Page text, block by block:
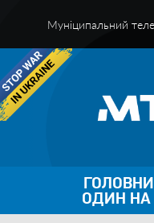
Муніципальний
ОДИН НА